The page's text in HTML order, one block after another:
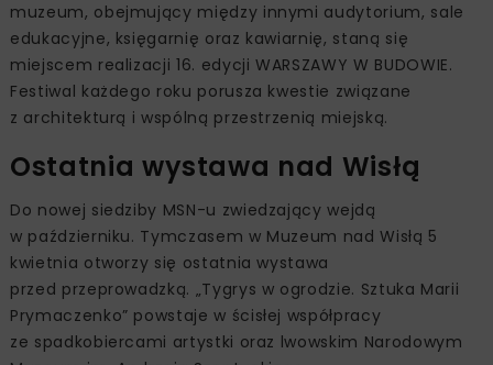
muzeum, obejmujący między innymi audytorium, sale
edukacyjne, księgarnię oraz kawiarnię, staną się
miejscem realizacji 16. edycji WARSZAWY W BUDOWIE.
Festiwal każdego roku porusza kwestie związane
z architekturą i wspólną przestrzenią miejską.
Ostatnia wystawa nad Wisłą
Do nowej siedziby MSN-u zwiedzający wejdą
w październiku. Tymczasem w Muzeum nad Wisłą 5
kwietnia otworzy się ostatnia wystawa
przed przeprowadzką. „Tygrys w ogrodzie. Sztuka Marii
Prymaczenko” powstaje w ścisłej współpracy
ze spadkobiercami artystki oraz lwowskim Narodowym